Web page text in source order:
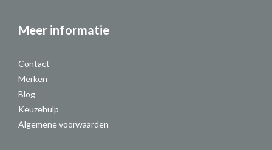
Meer informatie
Contact
Merken
Blog
Keuzehulp
Algemene voorwaarden